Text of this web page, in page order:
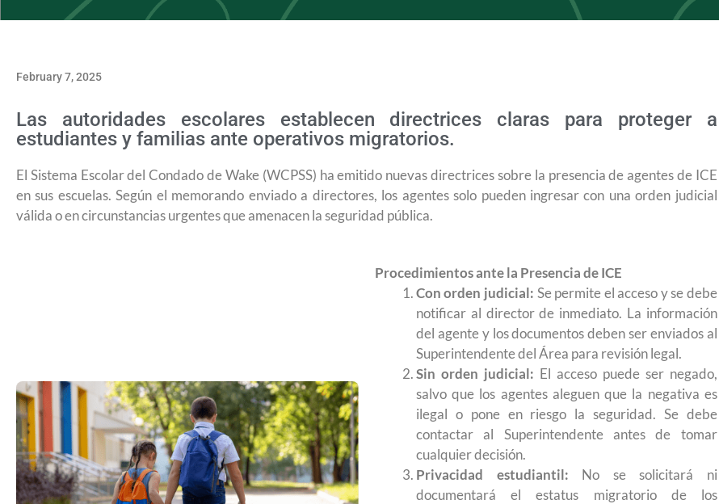
February 7, 2025
Las autoridades escolares establecen directrices claras para proteger a
estudiantes y familias ante operativos migratorios.
El Sistema Escolar del Condado de Wake (WCPSS) ha emitido nuevas directrices sobre la presencia de agentes de ICE
en sus escuelas. Según el memorando enviado a directores, los agentes solo pueden ingresar con una orden judicial
válida o en circunstancias urgentes que amenacen la seguridad pública.
Procedimientos ante la Presencia de ICE
Con orden judicial: Se permite el acceso y se debe
notificar al director de inmediato. La información
del agente y los documentos deben ser enviados al
Superintendente del Área para revisión legal.
Sin orden judicial: El acceso puede ser negado,
salvo que los agentes aleguen que la negativa es
ilegal o pone en riesgo la seguridad. Se debe
contactar al Superintendente antes de tomar
cualquier decisión.
Privacidad estudiantil: No se solicitará ni
documentará el estatus migratorio de los
USCIS anuncia cambio de regla que le permite
Conoce los cursos de construcción en Capacítate